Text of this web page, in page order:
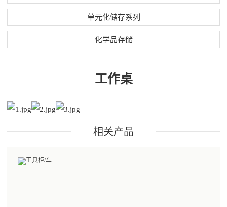
单元化储存系列
化学品存储
工作桌
相关产品